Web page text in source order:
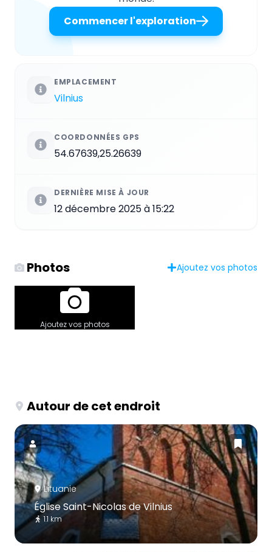
Commencer l'exploration
EMPLACEMENT
Vilnius
COORDONNÉES GPS
54.67639,25.26639
DERNIÈRE MISE À JOUR
12 décembre 2025 à 15:22
Photos Ajoutez vos photos
Ajoutez vos photos
Autour de cet endroit
Lituanie
Église Saint-Nicolas de Vilnius
1.1 km